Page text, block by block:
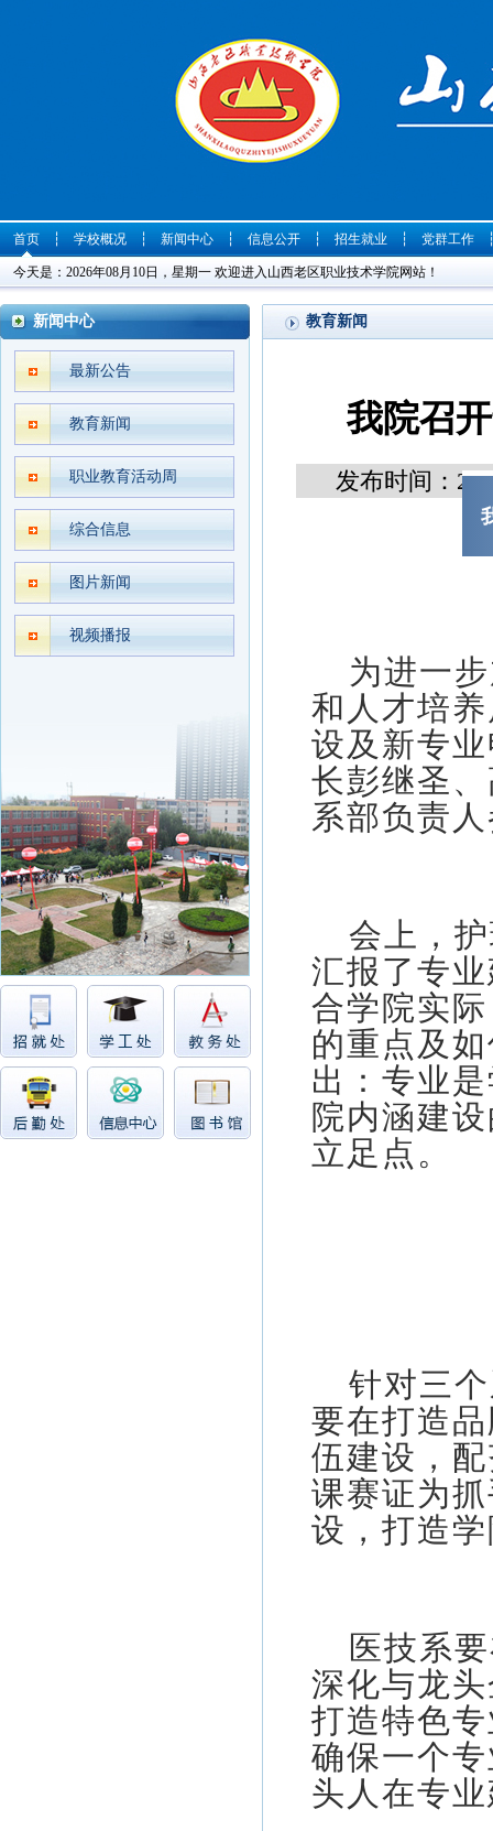
首页
今天是：2026年08月10日，星期一 欢迎进入山西老区职业技术学院网站！
┆ 学校概况 ┆ 新闻中心 ┆ 信息公开 ┆ 招生就业 ┆ 党群工作
新闻中心
最新公告
教育新闻
职业教育活动周
综合信息
图片新闻
视频播报
教育新闻
我院召
发布时间：
为进一
和人才培
设及新专
长彭继圣
系部负责
会上，
汇报了专
合学院实
的重点及
出：专业
院内涵建
立足点。
针对三
要在打造
伍建设，
课赛证为
设，打造
医技系
深化与龙
打造特色
确保一个
头人在专